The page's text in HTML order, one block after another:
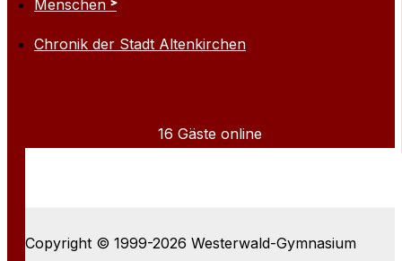
Menschen
Chronik der Stadt Altenkirchen
16 Gäste online
Copyright © 1999-2026 Westerwald-Gymnasium